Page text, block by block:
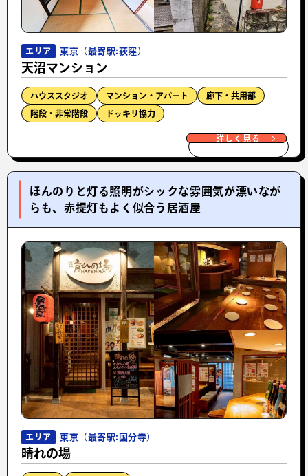
エリア 東京（最寄駅:荻窪）
天沼マンション
ハウススタジオ マンション・アパート 廊下・共用部
階段・非常階段 ドッキリ協力
詳しく見る
ほんのりと灯る照明がシックな雰囲気が漂いなが
らも、赤提灯もよく似合う居酒屋
エリア 東京（最寄駅:国分寺）
晴れの場